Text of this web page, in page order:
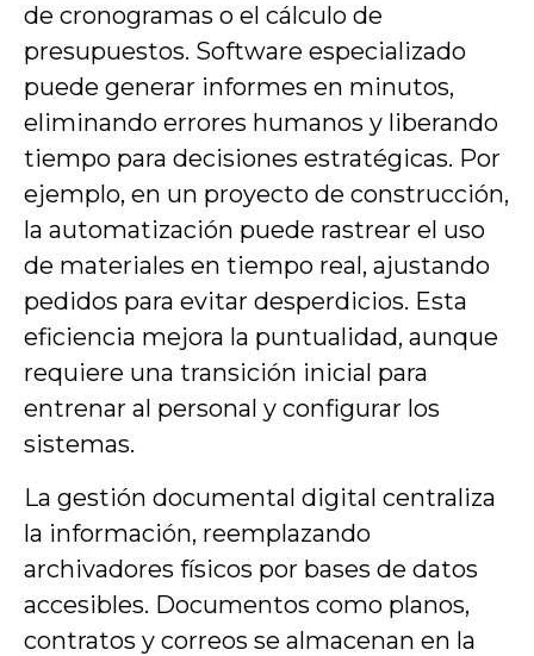
de cronogramas o el cálculo de
presupuestos. Software especializado
puede generar informes en minutos,
eliminando errores humanos y liberando
tiempo para decisiones estratégicas. Por
ejemplo, en un proyecto de construcción,
la automatización puede rastrear el uso
de materiales en tiempo real, ajustando
pedidos para evitar desperdicios. Esta
eficiencia mejora la puntualidad, aunque
requiere una transición inicial para
entrenar al personal y configurar los
sistemas.
La gestión documental digital centraliza
la información, reemplazando
archivadores físicos por bases de datos
accesibles. Documentos como planos,
contratos y correos se almacenan en la